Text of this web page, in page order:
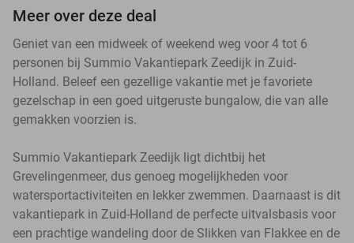
Meer over deze deal
Geniet van een midweek of weekend weg voor 4 tot 6
personen bij Summio Vakantiepark Zeedijk in Zuid-
Holland. Beleef een gezellige vakantie met je favoriete
gezelschap in een goed uitgeruste bungalow, die van alle
gemakken voorzien is.
Summio Vakantiepark Zeedijk ligt dichtbij het
Grevelingenmeer, dus genoeg mogelijkheden voor
watersportactiviteiten en lekker zwemmen. Daarnaast is dit
vakantiepark in Zuid-Holland de perfecte uitvalsbasis voor
een prachtige wandeling door de Slikken van Flakkee en de